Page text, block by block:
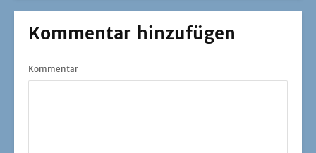
Kommentar hinzufügen
Kommentar